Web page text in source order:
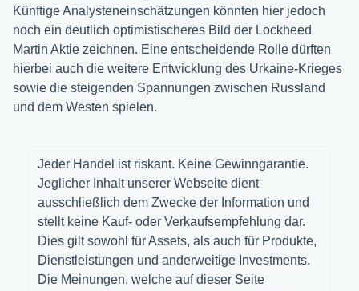
Künftige Analysteneinschätzungen könnten hier jedoch
noch ein deutlich optimistischeres Bild der Lockheed
Martin Aktie zeichnen. Eine entscheidende Rolle dürften
hierbei auch die weitere Entwicklung des Urkaine-Krieges
sowie die steigenden Spannungen zwischen Russland
und dem Westen spielen.
Jeder Handel ist riskant. Keine Gewinngarantie.
Jeglicher Inhalt unserer Webseite dient
ausschließlich dem Zwecke der Information und
stellt keine Kauf- oder Verkaufsempfehlung dar.
Dies gilt sowohl für Assets, als auch für Produkte,
Dienstleistungen und anderweitige Investments.
Die Meinungen, welche auf dieser Seite